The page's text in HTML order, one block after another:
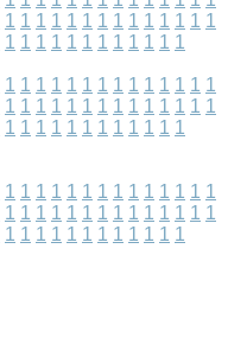
1 1 1 1 1 1 1 1 1 1 1 1 1 1
1 1 1 1 1 1 1 1 1 1 1 1
1 1 1 1 1 1 1 1 1 1 1 1 1 1
1 1 1 1 1 1 1 1 1 1 1 1 1 1
1 1 1 1 1 1 1 1 1 1 1 1
1 1 1 1 1 1 1 1 1 1 1 1 1 1
1 1 1 1 1 1 1 1 1 1 1 1 1 1
1 1 1 1 1 1 1 1 1 1 1 1